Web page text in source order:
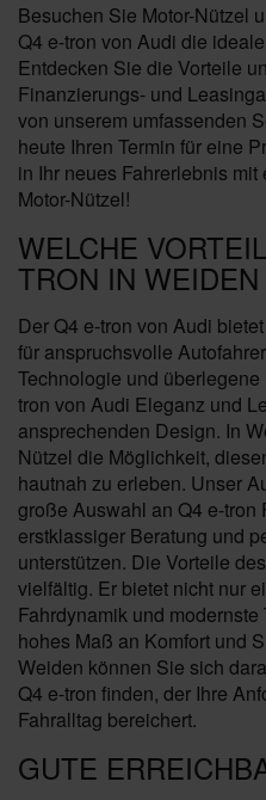
Besuchen Sie Motor-Nützel
Q4 e-tron von Audi die
Entdecken Sie die Vorteile
Finanzierungs- und
von unserem umfassenden
heute Ihren Termin für eine
in Ihr neues Fahrerlebnis
Motor-Nützel!
WELCHE
TRON IN WEIDEN
Der Q4 e-tron von Audi
für anspruchsvolle
Technologie und
tron von Audi Eleganz und
ansprechenden Design. In
Nützel die Möglichkeit,
hautnah zu erleben. Unser
große Auswahl an Q4 e-tron
erstklassiger Beratung und
unterstützen. Die Vorteile
vielfältig. Er bietet nicht nur
Fahrdynamik und
hohes Maß an Komfort und
Weiden können Sie sich
Q4 e-tron finden, der Ihre
Fahralltag bereichert.
GUTE